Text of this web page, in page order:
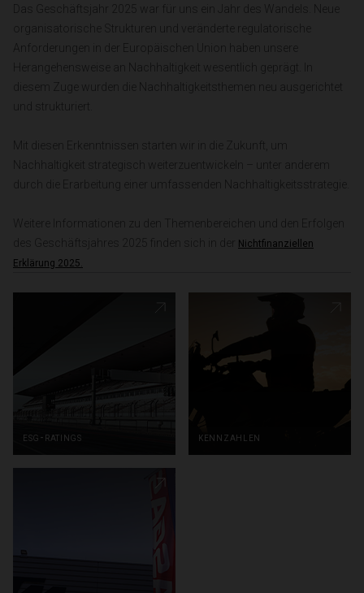
Das Geschäftsjahr 2025 war für uns ein Jahr des Wandels. Neue
organisatorische Strukturen und veränderte regulatorische
Anforderungen in der Europäischen Union haben unsere
Herangehensweise an Nachhaltigkeit wesentlich geprägt. In
diesem Zuge wurden die Nachhaltigkeitsthemen neu ausgerichtet
und strukturiert.
Mit diesen Erkenntnissen starten wir in die Zukunft, um
Nachhaltigkeit strategisch weiterzuentwickeln – unter anderem
durch die Erarbeitung einer umfassenden Nachhaltigkeitsstrategie.
Weitere Informationen zu den Themenbereichen und den Erfolgen
des Geschäftsjahres 2025 finden sich in der Nichtfinanziellen
Erklärung 2025.
esg-ratings kennzahlen